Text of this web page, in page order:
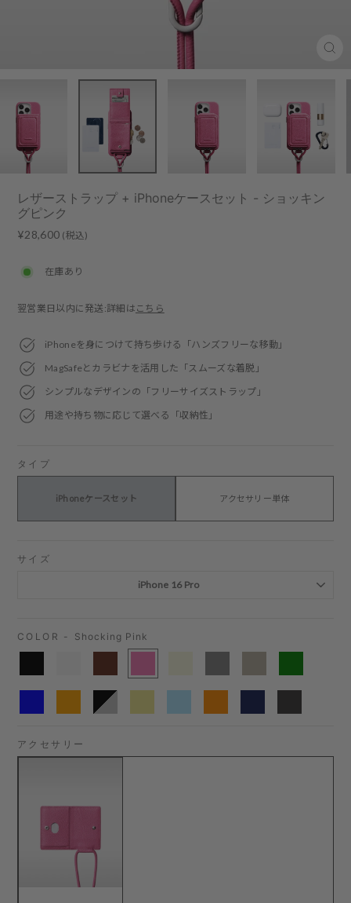
レザーストラップ + iPhoneケースセット - ショッキン
グピンク
Regular
¥28,600 (税込)
在庫あり
翌営業日以内に発送:詳細は こちら
iPhoneを身につけて持ち歩ける「ハンズフリーな移動」
MagSafeとカラビナを活用した「スムーズな着脱」
シンプルなデザインの「フリーサイズストラップ」
用途や持ち物に応じて選べる「収納性」
タイプ
iPhoneケースセット アクセサリー単体
サイズ
COLOR - Shocking Pink
アクセサリー